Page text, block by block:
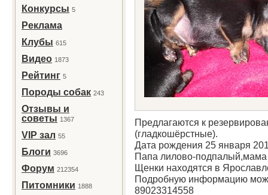
Конкурсы 5
Реклама
Клубы 615
Видео 1873
Рейтинг 5
Породы собак 243
Отзывы и
советы 1367
VIP зал 55
Блоги 3696
Форум 212354
Питомники 1888
Предлагаются к
(гладкошёрстные).
Дата рождения 25 января
Папа лилово-подпалый,мама
Щенки находятся в
Подробную информацию
89023314558